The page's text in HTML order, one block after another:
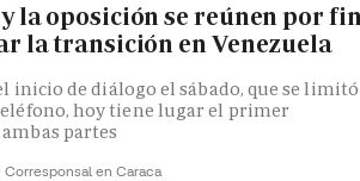
la oposición se reúnen por
la transición en Venezuela
inicio de diálogo el sábado, que se
hoy tiene lugar el primer
partes
Corresponsal en Caraca